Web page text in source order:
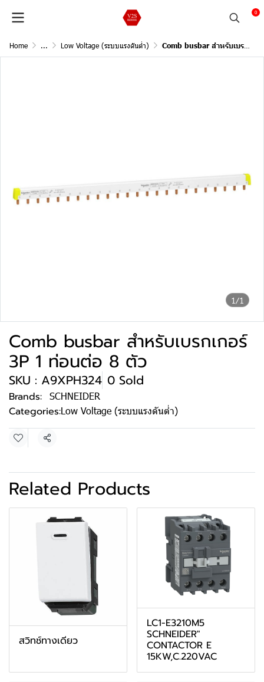
0
Home ... Low Voltage (ระบบแรงดันต่ำ) Comb busbar สำหรับเบรกเกอร์ 3P 1 ท่อนต่อ 8 ตัว
1/1
Comb busbar สำหรับเบรกเกอร์
3P 1 ท่อนต่อ 8 ตัว
SKU : A9XPH324 0 Sold
Brands: SCHNEIDER
Categories:Low Voltage (ระบบแรงดันต่ำ)
Share
Related Products
สวิทช์ทางเดียว
LC1-E3210M5
SCHNEIDER"
CONTACTOR E
15KW,C.220VAC